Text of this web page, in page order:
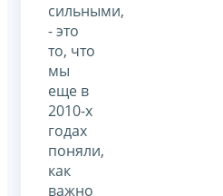
сильными,
- это
то, что
мы
еще в
2010-х
годах
поняли,
как
важно